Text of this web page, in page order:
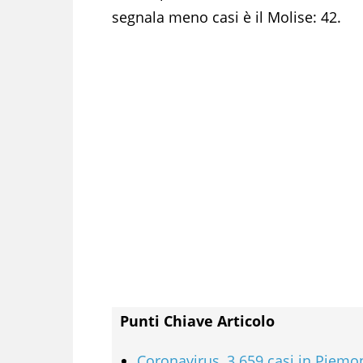
segnala meno casi è il Molise: 42.
Punti Chiave Articolo